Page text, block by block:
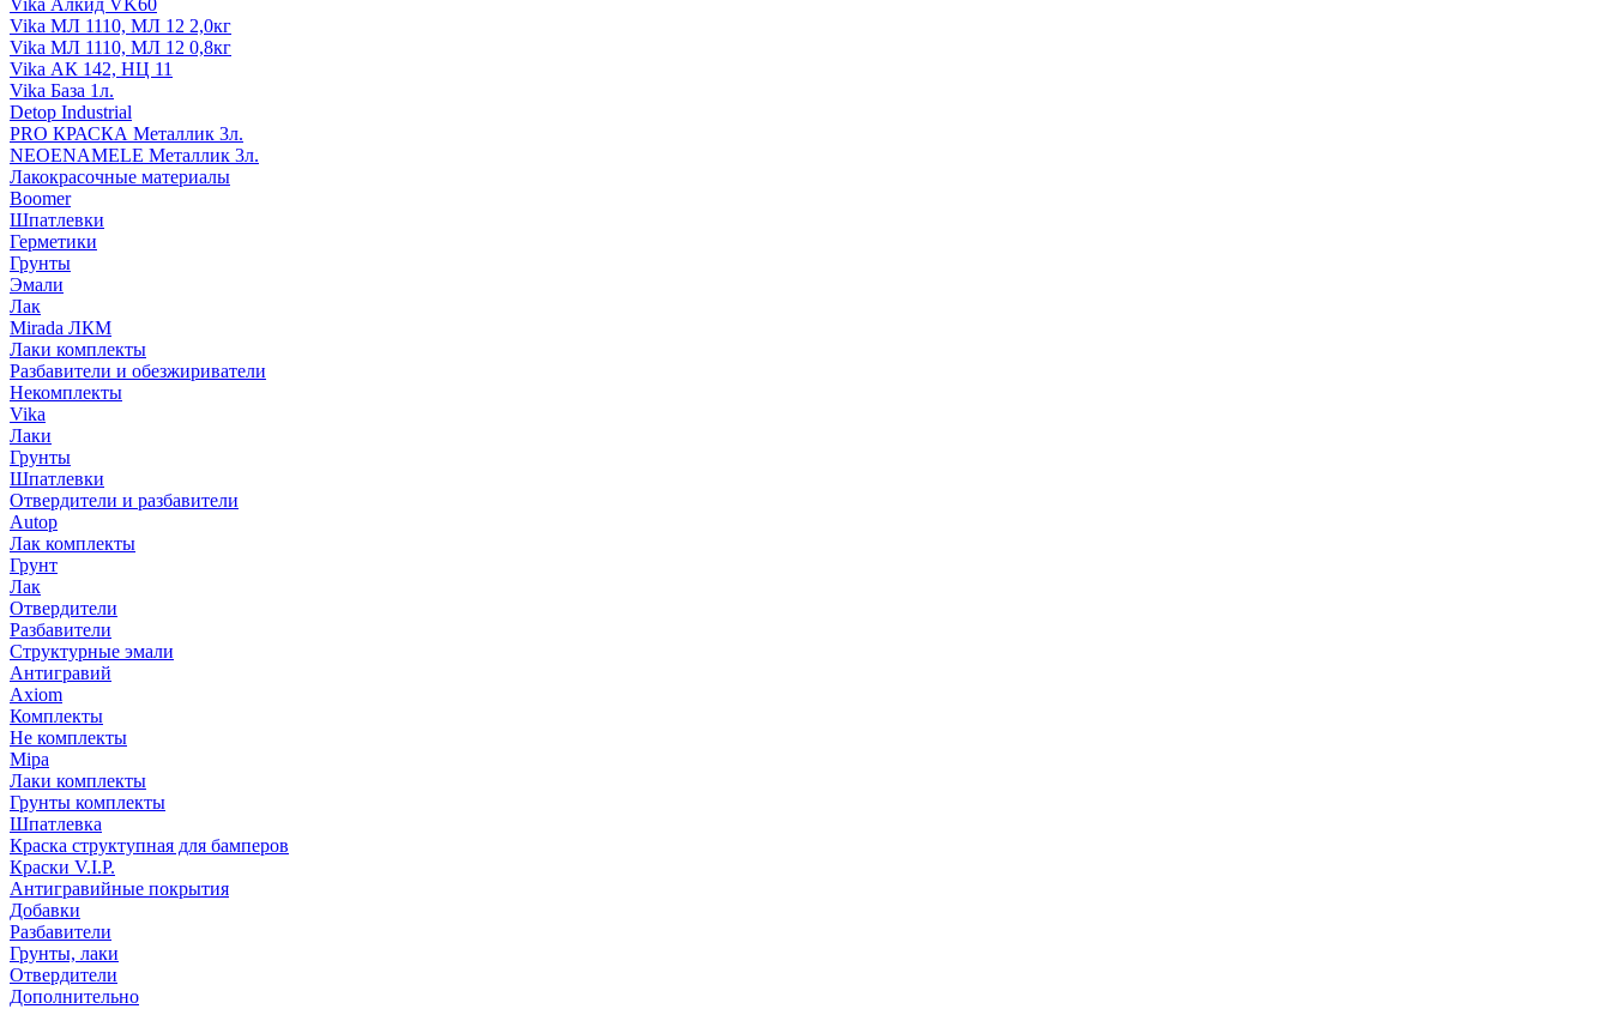
Vika Алкид VK60
Vika МЛ 1110, МЛ 12 2,0кг
Vika МЛ 1110, МЛ 12 0,8кг
Vika АК 142, НЦ 11
Vika База 1л.
Detop Industrial
PRO КРАСКА Металлик 3л.
NEOENAMELE Металлик 3л.
Лакокрасочные материалы
Boomer
Шпатлевки
Герметики
Грунты
Эмали
Лак
Mirada ЛКМ
Лаки комплекты
Разбавители и обезжириватели
Некомплекты
Vika
Лаки
Грунты
Шпатлевки
Отвердители и разбавители
Autop
Лак комплекты
Грунт
Лак
Отвердители
Разбавители
Структурные эмали
Антигравий
Axiom
Комплекты
Не комплекты
Mipa
Лаки комплекты
Грунты комплекты
Шпатлевка
Краска структупная для бамперов
Краски V.I.P.
Антигравийные покрытия
Добавки
Разбавители
Грунты, лаки
Отвердители
Дополнительно